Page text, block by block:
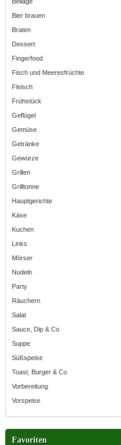
Bier brauen
Braten
Dessert
Fingerfood
Fisch und Meeresfrüchte
Fleisch
Frühstück
Geflügel
Gemüse
Getränke
Gewürze
Grillen
Grilltonne
Hauptgerichte
Käse
Kuchen
Links
Mörser
Nudeln
Party
Räuchern
Salat
Sauce, Dip & Co
Suppe
Süßspeise
Toast, Burger & Co
Vorbereitung
Vorspeise
Favoriten